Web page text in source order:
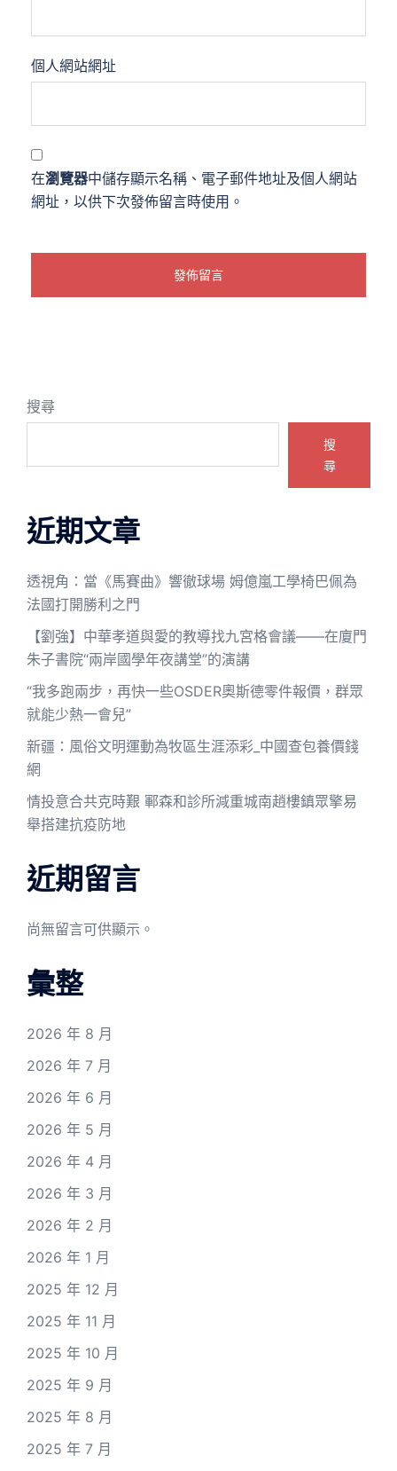
個人網站網址
在瀏覽器中儲存顯示名稱、電子郵件地址及個人網站
網址，以供下次發佈留言時使用。
搜尋
搜
尋
近期文章
透視角：當《馬賽曲》響徹球場 姆億嵐工學椅巴佩為
法國打開勝利之門
【劉強】中華孝道與愛的教導找九宮格會議——在廈門
朱子書院“兩岸國學年夜講堂”的演講
“我多跑兩步，再快一些OSDER奧斯德零件報價，群眾
就能少熱一會兒”
新疆：風俗文明運動為牧區生涯添彩_中國查包養價錢
網
情投意合共克時艱 鄆森和診所減重城南趙樓鎮眾擎易
舉搭建抗疫防地
近期留言
尚無留言可供顯示。
彙整
2026 年 8 月
2026 年 7 月
2026 年 6 月
2026 年 5 月
2026 年 4 月
2026 年 3 月
2026 年 2 月
2026 年 1 月
2025 年 12 月
2025 年 11 月
2025 年 10 月
2025 年 9 月
2025 年 8 月
2025 年 7 月